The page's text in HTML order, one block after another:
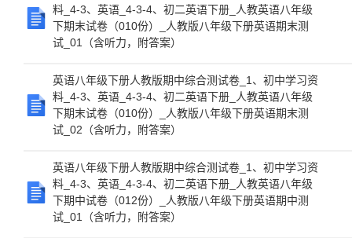
料_4-3、英语_4-3-4、初二英语下册_人教英语八年级
下期末试卷（010份）_人教版八年级下册英语期末测
试_01（含听力，附答案）
英语八年级下册人教版期中综合测试卷_1、初中学习资
料_4-3、英语_4-3-4、初二英语下册_人教英语八年级
下期末试卷（010份）_人教版八年级下册英语期末测
试_02（含听力，附答案）
英语八年级下册人教版期中综合测试卷_1、初中学习资
料_4-3、英语_4-3-4、初二英语下册_人教英语八年级
下期中试卷（012份）_人教版八年级下册英语期中测
试_01（含听力，附答案）